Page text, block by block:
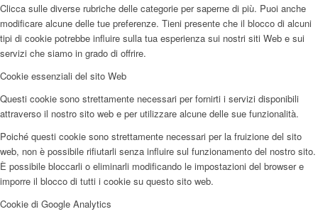
Clicca sulle diverse rubriche delle categorie per saperne di più. Puoi anche
modificare alcune delle tue preferenze. Tieni presente che il blocco di alcuni
tipi di cookie potrebbe influire sulla tua esperienza sui nostri siti Web e sui
servizi che siamo in grado di offrire.
Cookie essenziali del sito Web
Questi cookie sono strettamente necessari per fornirti i servizi disponibili
attraverso il nostro sito web e per utilizzare alcune delle sue funzionalità.
Poiché questi cookie sono strettamente necessari per la fruizione del sito
web, non è possibile rifiutarli senza influire sul funzionamento del nostro sito.
È possibile bloccarli o eliminarli modificando le impostazioni del browser e
imporre il blocco di tutti i cookie su questo sito web.
Cookie di Google Analytics